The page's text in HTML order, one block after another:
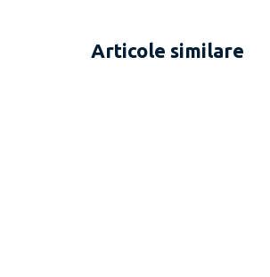
Articole similare